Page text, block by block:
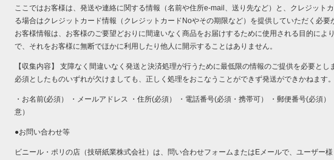
ここではお客様は、発送や連絡に関する情報（名前や住所e-mail、送り先など）と、クレジット
る場合はクレジットカード情報（クレジットカードNoやその期限など）を提供していただく必要
お客様情報は、お客様のご要望どおりに間違いなく商品をお届けするために使用される目的によ
で、それをお客様に無断でほかに利用したり他人に開示することはありません。
【収集内容】 支障なく間違いなく発送と決済処理が行うために最低限の情報のご提供を必要とし
必須としたものいずれが欠けましても、正しく処理をおこなうことができず発送ができかねます。
・お名前(必須） ・メールアドレス ・住所(必須） ・電話番号(必須・携帯可） ・郵便番号(必須）
意）
●お問い合わせ等
ビニール・ポリの店（技研紙業株式会社）は、問い合わせフォームまたはEメールで、ユーザー